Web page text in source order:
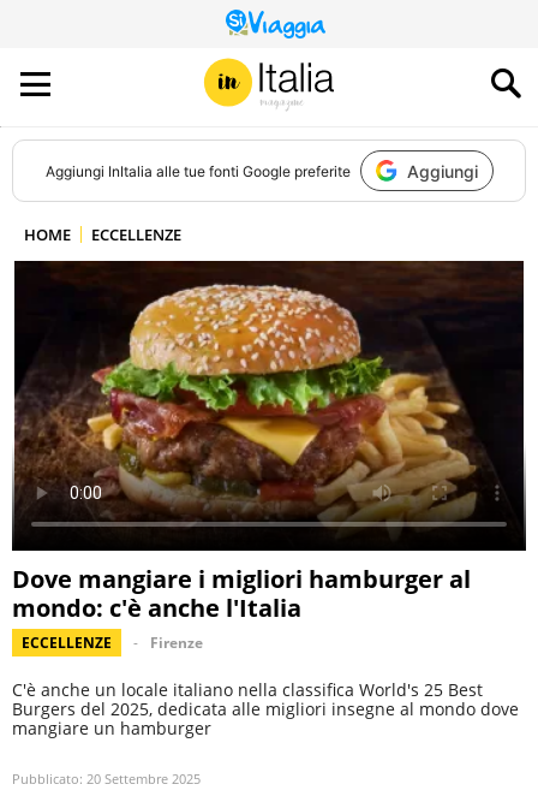
QUESTO
SITO
CONTRIBUISCE
ALL’AUDIENCE
DI
Aggiungi InItalia alle tue fonti Google preferite Aggiungi
HOME ECCELLENZE
Dove mangiare i migliori hamburger al
mondo: c'è anche l'Italia
ECCELLENZE Firenze
C'è anche un locale italiano nella classifica World's 25 Best
Burgers del 2025, dedicata alle migliori insegne al mondo dove
mangiare un hamburger
Pubblicato: 20 Settembre 2025